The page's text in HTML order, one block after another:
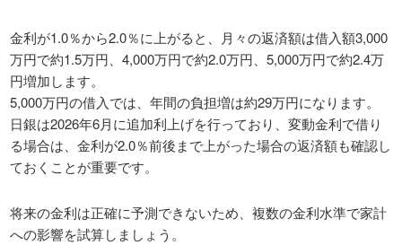
金利が1.0％から2.0％に上がると、月々の返済額は借入額3,000
万円で約1.5万円、4,000万円で約2.0万円、5,000万円で約2.4万
円増加します。
5,000万円の借入では、年間の負担増は約29万円になります。
日銀は2026年6月に追加利上げを行っており、変動金利で借り
る場合は、金利が2.0％前後まで上がった場合の返済額も確認し
ておくことが重要です。
将来の金利は正確に予測できないため、複数の金利水準で家計
への影響を試算しましょう。